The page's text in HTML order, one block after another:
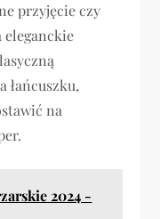
przyjęcie czy
eleganckie
łańcuszku,
na
2024 -